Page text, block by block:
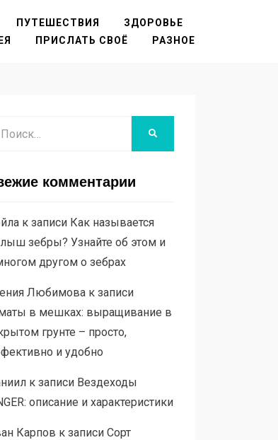
ПУТЕШЕСТВИЯ
ЗДОРОВЬЕ
ПРИСЛАТЬ СВОЁ РАЗНОЕ
комментарии
к записи Как называется
зебры? Узнайте об этом и
другом о зебрах
Любимовак записи
в мешках: выращивание в
грунте – просто,
и удобно
к записи Вездеходы
описание и характеристики
Карпов к записи Сорт